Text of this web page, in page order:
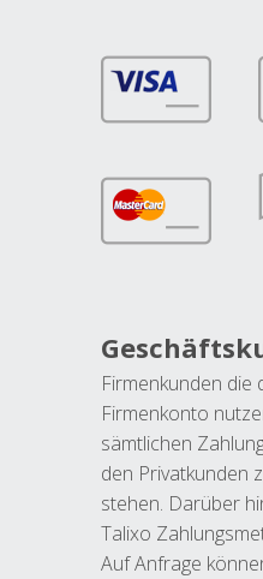
Firmenkunden die
Firmenkonto
sämtlichen
den Privatkunden
stehen. Darüber
Talixo
Auf Anfrage